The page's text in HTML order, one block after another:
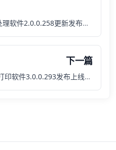
【软件更新】神奇PPT批量处理软件2.0.0.258更新发布，新增批量删除倒数第二页功能
下一篇
【软件更新】神奇销售小票打印软件3.0.0.293发布上线，本次更新新增三大功能